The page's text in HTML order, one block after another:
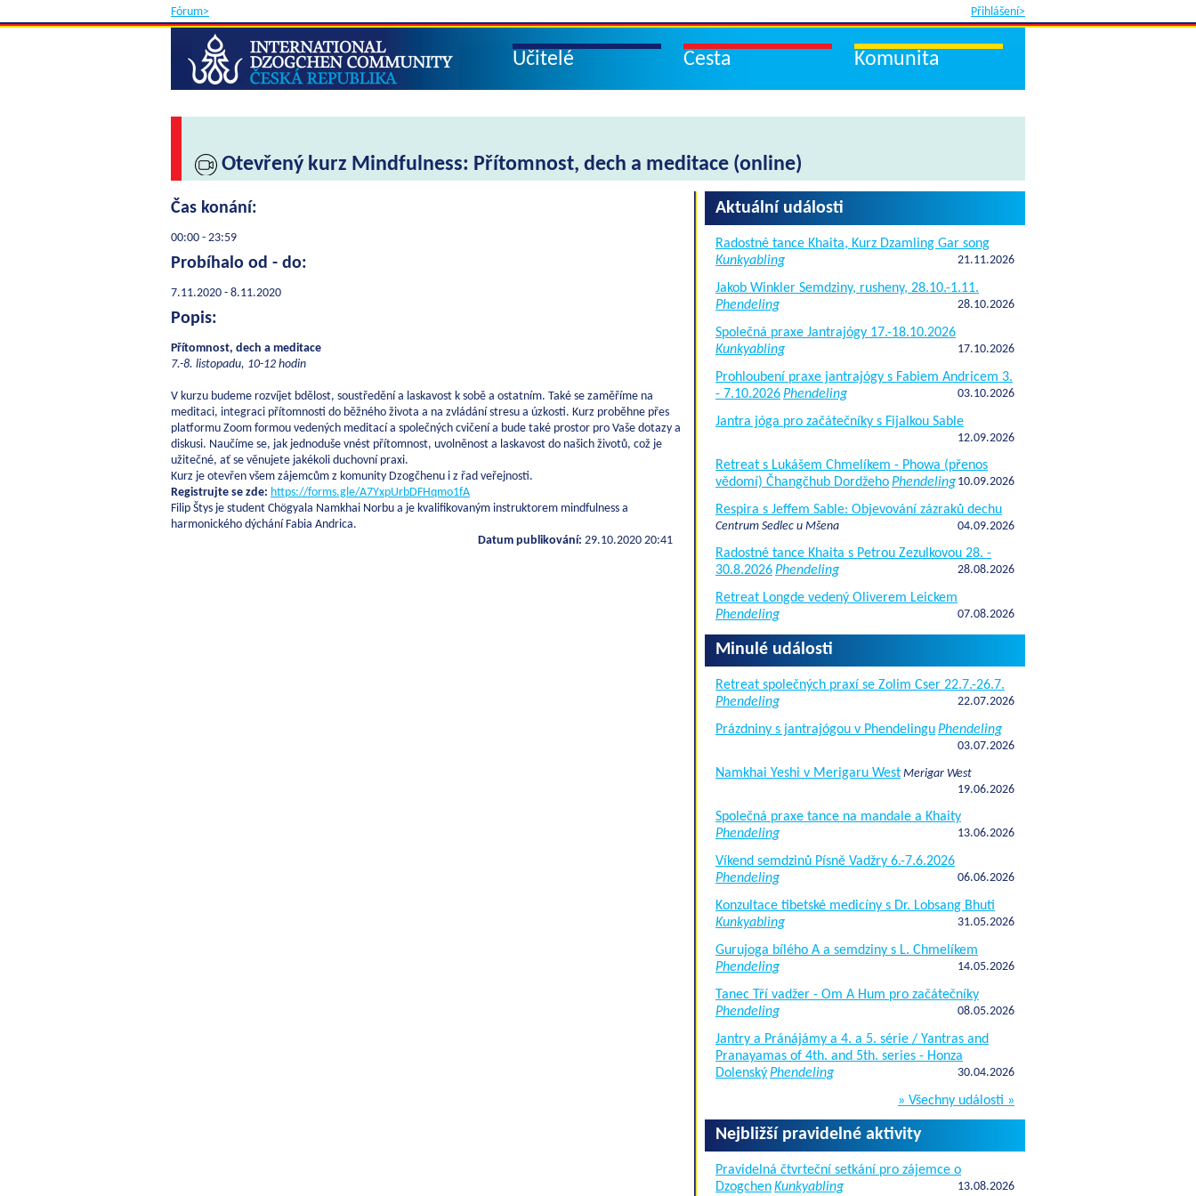
Fórum> Přihlášení>
Učitelé Cesta Komunita
Otevřený kurz Mindfulness: Přítomnost, dech a meditace (online)
Čas konání:
00:00 - 23:59
Probíhalo od - do:
7.11.2020 - 8.11.2020
Popis:
Přítomnost, dech a meditace
7.-8. listopadu, 10-12 hodin
V kurzu budeme rozvíjet bdělost, soustředění a laskavost k sobě a ostatním. Také se zaměříme na
meditaci, integraci přítomnosti do běžného života a na zvládání stresu a úzkosti. Kurz proběhne přes
platformu Zoom formou vedených meditací a společných cvičení a bude také prostor pro Vaše dotazy a
diskusi. Naučíme se, jak jednoduše vnést přítomnost, uvolněnost a laskavost do našich životů, což je
užitečné, ať se věnujete jakékoli duchovní praxi.
Kurz je otevřen všem zájemcům z komunity Dzogčhenu i z řad veřejnosti.
Registrujte se zde: https://forms.gle/A7YxpUrbDFHqmo1fA
Filip Štys je student Chögyala Namkhai Norbu a je kvalifikovaným instruktorem mindfulness a
harmonického dýchání Fabia Andrica.
Datum publikování: 29.10.2020 20:41
Aktuální události
Radostné tance Khaita, Kurz Dzamling Gar song
Kunkyabling
21.11.2026
Jakob Winkler Semdziny, rusheny, 28.10.-1.11.
Phendeling
28.10.2026
Společná praxe Jantrajógy 17.-18.10.2026
Kunkyabling
17.10.2026
Prohloubení praxe jantrajógy s Fabiem Andricem 3.
- 7.10.2026Phendeling 03.10.2026
Jantra jóga pro začátečníky s Fijalkou Sable
12.09.2026
Retreat s Lukášem Chmelíkem - Phowa (přenos
vědomí) Čhangčhub DordžehoPhendeling 10.09.2026
Respira s Jeffem Sable: Objevování zázraků dechu
Centrum Sedlec u Mšena 04.09.2026
Radostné tance Khaita s Petrou Zezulkovou 28. -
30.8.2026Phendeling 28.08.2026
Retreat Longde vedený Oliverem Leickem
Phendeling
07.08.2026
Minulé události
Retreat společných praxí se Zolim Cser 22.7.-26.7.
Phendeling
22.07.2026
Prázdniny s jantrajógou v PhendelinguPhendeling
03.07.2026
Namkhai Yeshi v Merigaru West Merigar West
19.06.2026
Společná praxe tance na mandale a Khaity
Phendeling
13.06.2026
Víkend semdzinů Písně Vadžry 6.-7.6.2026
Phendeling
06.06.2026
Konzultace tibetské medicíny s Dr. Lobsang Bhuti
Kunkyabling
31.05.2026
Gurujoga bílého A a semdziny s L. Chmelíkem
Phendeling
14.05.2026
Tanec Tří vadžer - Om A Hum pro začátečníky
Phendeling
08.05.2026
Jantry a Pránájámy a 4. a 5. série / Yantras and
Pranayamas of 4th. and 5th. series - Honza
DolenskýPhendeling 30.04.2026
» Všechny události »
Nejbližší pravidelné aktivity
Pravidelná čtvrteční setkání pro zájemce o
DzogchenKunkyabling 13.08.2026